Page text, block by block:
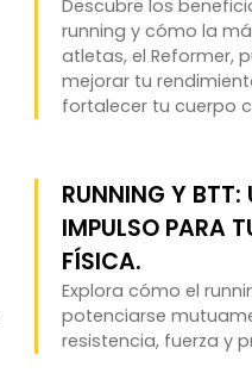
Descubre los
running y cómo la
atletas, el Reformer,
mejorar tu
fortalecer tu cuerpo
RUNNING Y BTT:
IMPULSO PARA
FÍSICA.
Explora cómo el
potenciarse
resistencia, fuerza y